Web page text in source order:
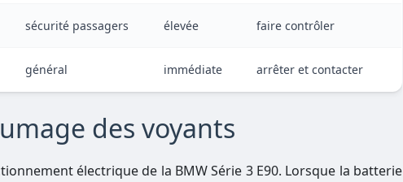
sécurité passagers élevée faire contrôler
général immédiate arrêter et contacter
des voyants
électrique de la BMW Série 3 E90. Lorsque la batterie